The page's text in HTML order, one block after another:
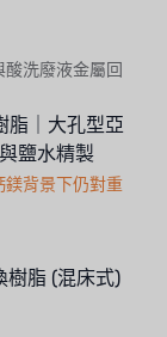
洗廢液金屬回
脂｜大孔型亞
鹽水精製
鎂背景下仍對重
脂 (混床式)